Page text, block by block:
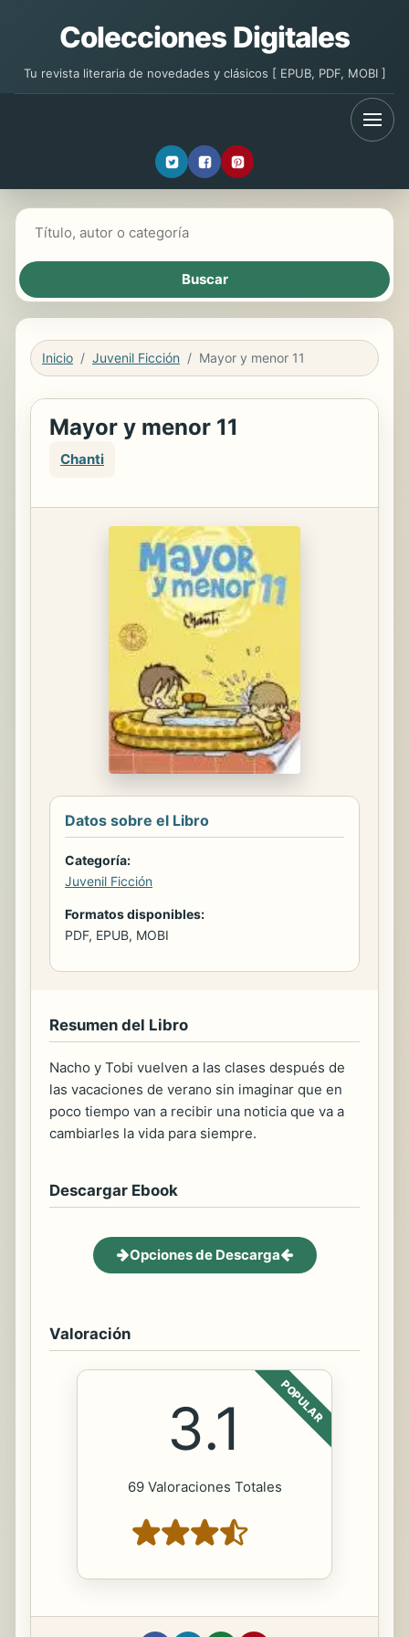
Colecciones Digitales
Tu revista literaria de novedades y clásicos [ EPUB, PDF, MOBI ]
Inicio Juvenil Ficción Mayor y menor 11
Mayor y menor 11
Chanti
Datos sobre el Libro
Categoría:
Juvenil Ficción
Formatos disponibles:
PDF, EPUB, MOBI
Resumen del Libro
Nacho y Tobi vuelven a las clases después de
las vacaciones de verano sin imaginar que en
poco tiempo van a recibir una noticia que va a
cambiarles la vida para siempre.
Descargar Ebook
Opciones de Descarga
Valoración
POPULAR
3.1
69 Valoraciones Totales